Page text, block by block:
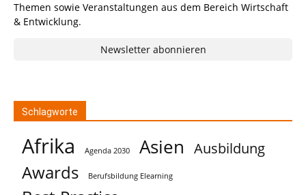
Themen sowie Veranstaltungen aus dem Bereich Wirtschaft
& Entwicklung.
Newsletter abonnieren
Schlagworte
Afrika Agenda 2030 Asien Ausbildung
Awards Berufsbildung Elearning